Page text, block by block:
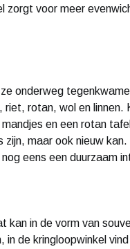
zorgt voor meer
onderweg
riet, rotan, wol en linnen.
en een rotan
maar ook nieuw kan.
eens een duurzaam
kan in de vorm van
de kringloopwinkel